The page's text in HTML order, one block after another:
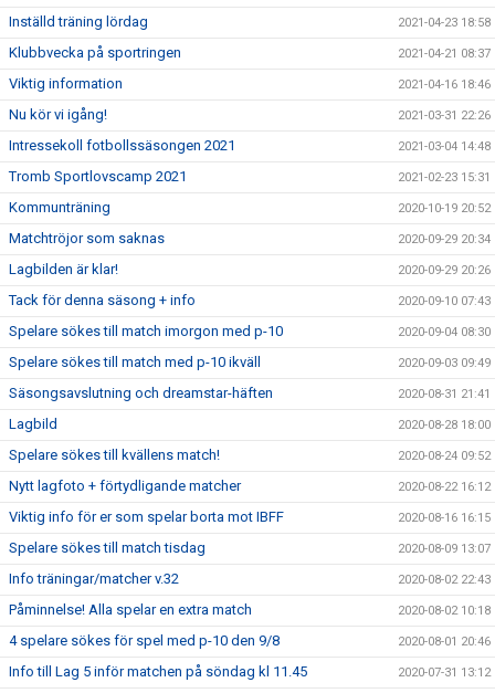
Inställd träning lördag 2021-04-23 18:58
Klubbvecka på sportringen 2021-04-21 08:37
Viktig information 2021-04-16 18:46
Nu kör vi igång! 2021-03-31 22:26
Intressekoll fotbollssäsongen 2021 2021-03-04 14:48
Tromb Sportlovscamp 2021 2021-02-23 15:31
Kommunträning 2020-10-19 20:52
Matchtröjor som saknas 2020-09-29 20:34
Lagbilden är klar! 2020-09-29 20:26
Tack för denna säsong + info 2020-09-10 07:43
Spelare sökes till match imorgon med p-10 2020-09-04 08:30
Spelare sökes till match med p-10 ikväll 2020-09-03 09:49
Säsongsavslutning och dreamstar-häften 2020-08-31 21:41
Lagbild 2020-08-28 18:00
Spelare sökes till kvällens match! 2020-08-24 09:52
Nytt lagfoto + förtydligande matcher 2020-08-22 16:12
Viktig info för er som spelar borta mot IBFF 2020-08-16 16:15
Spelare sökes till match tisdag 2020-08-09 13:07
Info träningar/matcher v.32 2020-08-02 22:43
Påminnelse! Alla spelar en extra match 2020-08-02 10:18
4 spelare sökes för spel med p-10 den 9/8 2020-08-01 20:46
Info till Lag 5 inför matchen på söndag kl 11.45 2020-07-31 13:12